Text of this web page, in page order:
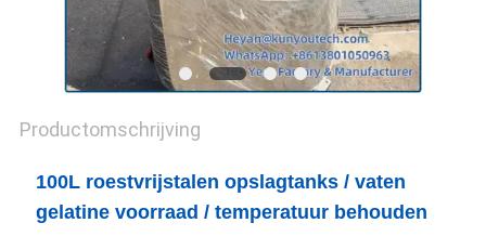
Productomschrijving
100L roestvrijstalen opslagtanks / vaten
gelatine voorraad / temperatuur behouden